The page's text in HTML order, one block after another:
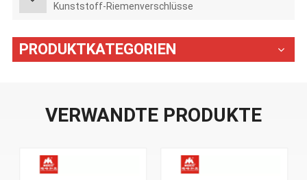
Kunststoff-Riemenverschlüsse
PRODUKTKATEGORIEN
VERWANDTE PRODUKTE